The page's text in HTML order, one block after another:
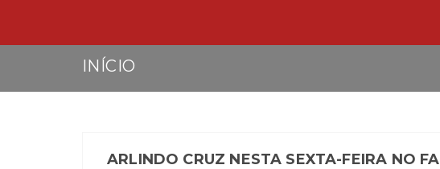
INÍCIO
ARLINDO CRUZ NESTA SEXTA-FEIRA NO